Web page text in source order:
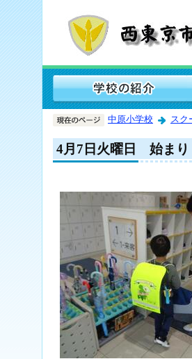
中原小学校 スク
4月7日火曜日 始まり